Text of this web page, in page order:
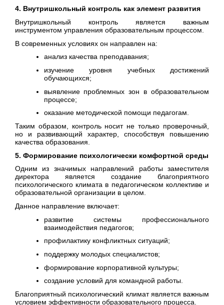
4. Внутришкольный контроль как элемент развития
Внутришкольный контроль является важным
инструментом управления образовательным процессом.
В современных условиях он направлен на:
анализ качества преподавания;
изучение уровня учебных достижений
обучающихся;
выявление проблемных зон в образовательном
процессе;
оказание методической помощи педагогам.
Таким образом, контроль носит не только проверочный,
но и развивающий характер, способствуя повышению
качества образования.
5. Формирование психологически комфортной среды
Одним из значимых направлений работы заместителя
директора является создание благоприятного
психологического климата в педагогическом коллективе и
образовательной организации в целом.
Данное направление включает:
развитие системы профессионального
взаимодействия педагогов;
профилактику конфликтных ситуаций;
поддержку молодых специалистов;
формирование корпоративной культуры;
создание условий для командной работы.
Благоприятный психологический климат является важным
условием эффективности образовательного процесса.